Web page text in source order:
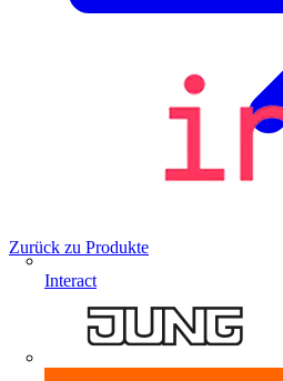
Interact
Zurück zu Produkte